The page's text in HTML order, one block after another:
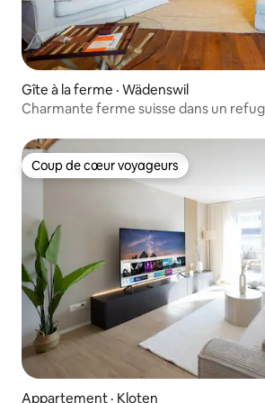
Gîte à la ferme · Wädenswil
Charmante ferme suisse dans un
Coup de cœur voyageurs
Coup de cœur voyageurs
Appartement · Kloten